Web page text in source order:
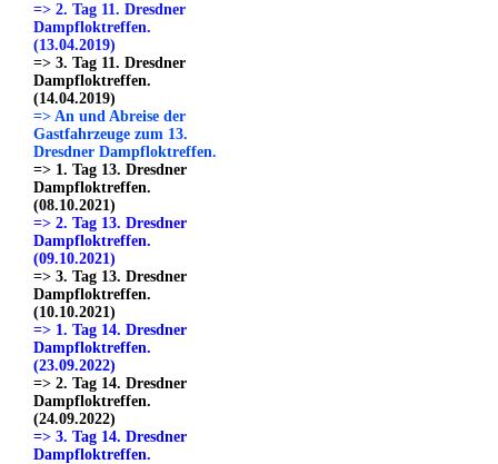
=> 2. Tag 11. Dresdner
Dampfloktreffen.
(13.04.2019)
=> 3. Tag 11. Dresdner
Dampfloktreffen.
(14.04.2019)
=> An und Abreise der
Gastfahrzeuge zum 13.
Dresdner Dampfloktreffen.
=> 1. Tag 13. Dresdner
Dampfloktreffen.
(08.10.2021)
=> 2. Tag 13. Dresdner
Dampfloktreffen.
(09.10.2021)
=> 3. Tag 13. Dresdner
Dampfloktreffen.
(10.10.2021)
=> 1. Tag 14. Dresdner
Dampfloktreffen.
(23.09.2022)
=> 2. Tag 14. Dresdner
Dampfloktreffen.
(24.09.2022)
=> 3. Tag 14. Dresdner
Dampfloktreffen.